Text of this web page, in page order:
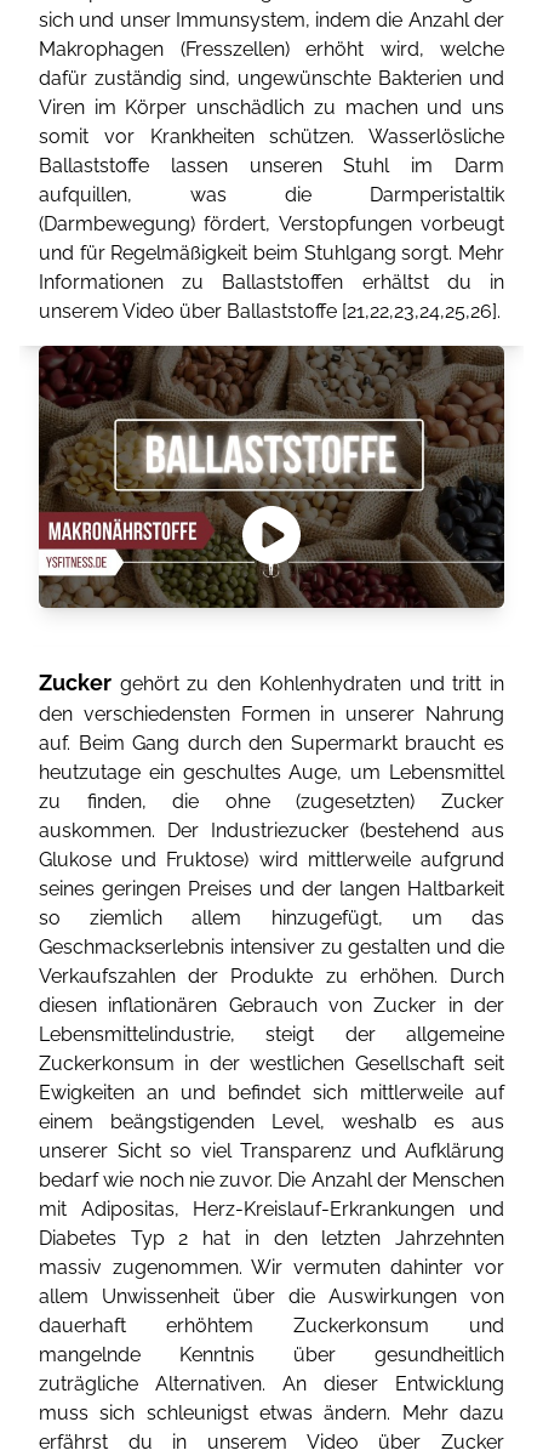
sich und unser Immunsystem, indem die Anzahl der
Makrophagen (Fresszellen) erhöht wird, welche
dafür zuständig sind, ungewünschte Bakterien und
Viren im Körper unschädlich zu machen und uns
somit vor Krankheiten schützen. Wasserlösliche
Ballaststoffe lassen unseren Stuhl im Darm
aufquillen, was die Darmperistaltik
(Darmbewegung) fördert, Verstopfungen vorbeugt
und für Regelmäßigkeit beim Stuhlgang sorgt. Mehr
Informationen zu Ballaststoffen erhältst du in
unserem Video über Ballaststoffe [21,22,23,24,25,26].
Zucker gehört zu den Kohlenhydraten und tritt in
den verschiedensten Formen in unserer Nahrung
auf. Beim Gang durch den Supermarkt braucht es
heutzutage ein geschultes Auge, um Lebensmittel
zu finden, die ohne (zugesetzten) Zucker
auskommen. Der Industriezucker (bestehend aus
Glukose und Fruktose) wird mittlerweile aufgrund
seines geringen Preises und der langen Haltbarkeit
so ziemlich allem hinzugefügt, um das
Geschmackserlebnis intensiver zu gestalten und die
Verkaufszahlen der Produkte zu erhöhen. Durch
diesen inflationären Gebrauch von Zucker in der
Lebensmittelindustrie, steigt der allgemeine
Zuckerkonsum in der westlichen Gesellschaft seit
Ewigkeiten an und befindet sich mittlerweile auf
einem beängstigenden Level, weshalb es aus
unserer Sicht so viel Transparenz und Aufklärung
bedarf wie noch nie zuvor. Die Anzahl der Menschen
mit Adipositas, Herz-Kreislauf-Erkrankungen und
Diabetes Typ 2 hat in den letzten Jahrzehnten
massiv zugenommen. Wir vermuten dahinter vor
allem Unwissenheit über die Auswirkungen von
dauerhaft erhöhtem Zuckerkonsum und
mangelnde Kenntnis über gesundheitlich
zuträgliche Alternativen. An dieser Entwicklung
muss sich schleunigst etwas ändern. Mehr dazu
erfährst du in unserem Video über Zucker